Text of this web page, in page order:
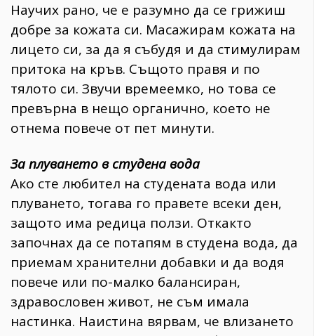
Научих рано, че е разумно да се грижиш
добре за кожата си. Масажирам кожата на
лицето си, за да я събудя и да стимулирам
притока на кръв. Същото правя и по
тялото си. Звучи времеемко, но това се
превърна в нещо органично, което не
отнема повече от пет минути.
За плуването в студена вода
Ако сте любител на студената вода или
плуването, тогава го правете всеки ден,
защото има редица ползи. Откакто
започнах да се потапям в студена вода, да
приемам хранителни добавки и да водя
повече или по-малко балансиран,
здравословен живот, не съм имала
настинка. Наистина вярвам, че влизането